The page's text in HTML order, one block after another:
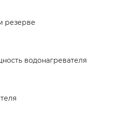
резерве
водонагревателя